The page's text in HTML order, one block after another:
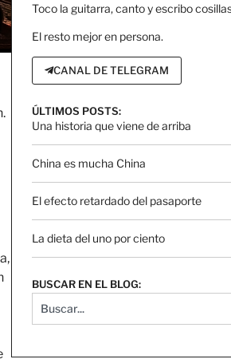
Toco la guitarra, canto y escribo
El resto mejor en persona.
CANAL DE TELEGRAM
ÚLTIMOS POSTS:
Una historia que viene de arriba
China es mucha China
El efecto retardado del pasaporte
La dieta del uno por ciento
BUSCAR EN EL BLOG: